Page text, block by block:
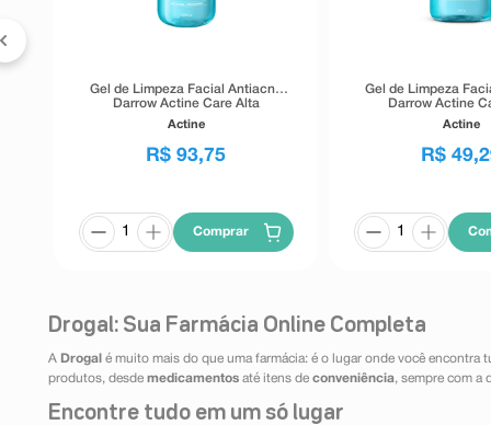
Gel de Limpeza Facial Antiacne
Darrow Actine Care Alta
Tolerância 400g
Actine
R$ 93,75
Comprar
Gel de Limpeza
Darrow Actine
Tolerância
Actine
R$ 49,
Drogal: Sua Farmácia Online Completa
A Drogal é muito mais do que uma farmácia: é o lugar onde você encontra
produtos, desde medicamentos até itens de conveniência, sempre com a
Encontre tudo em um só lugar